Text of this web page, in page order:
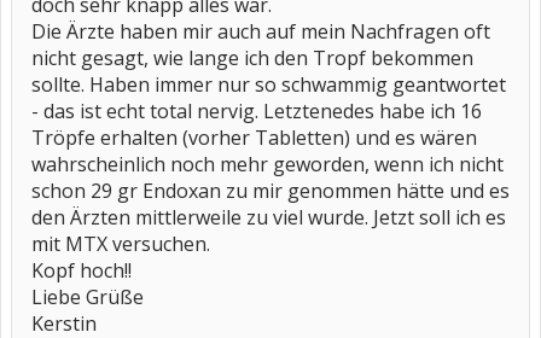
Die Ärzte haben mir auch auf mein Nachfragen oft
nicht gesagt, wie lange ich den Tropf bekommen
sollte. Haben immer nur so schwammig geantwortet
- das ist echt total nervig. Letztenedes habe ich 16
Tröpfe erhalten (vorher Tabletten) und es wären
wahrscheinlich noch mehr geworden, wenn ich nicht
schon 29 gr Endoxan zu mir genommen hätte und es
den Ärzten mittlerweile zu viel wurde. Jetzt soll ich es
mit MTX versuchen.
Kopf hoch!!
Liebe Grüße
Kerstin